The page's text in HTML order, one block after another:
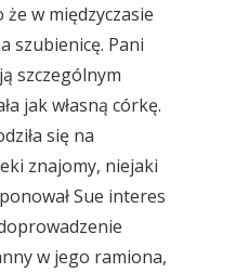
że w międzyczasie
szubienicę. Pani
szczególnym
jak własną córkę.
się na
znajomy, niejaki
Sue interes
w jego ramiona,